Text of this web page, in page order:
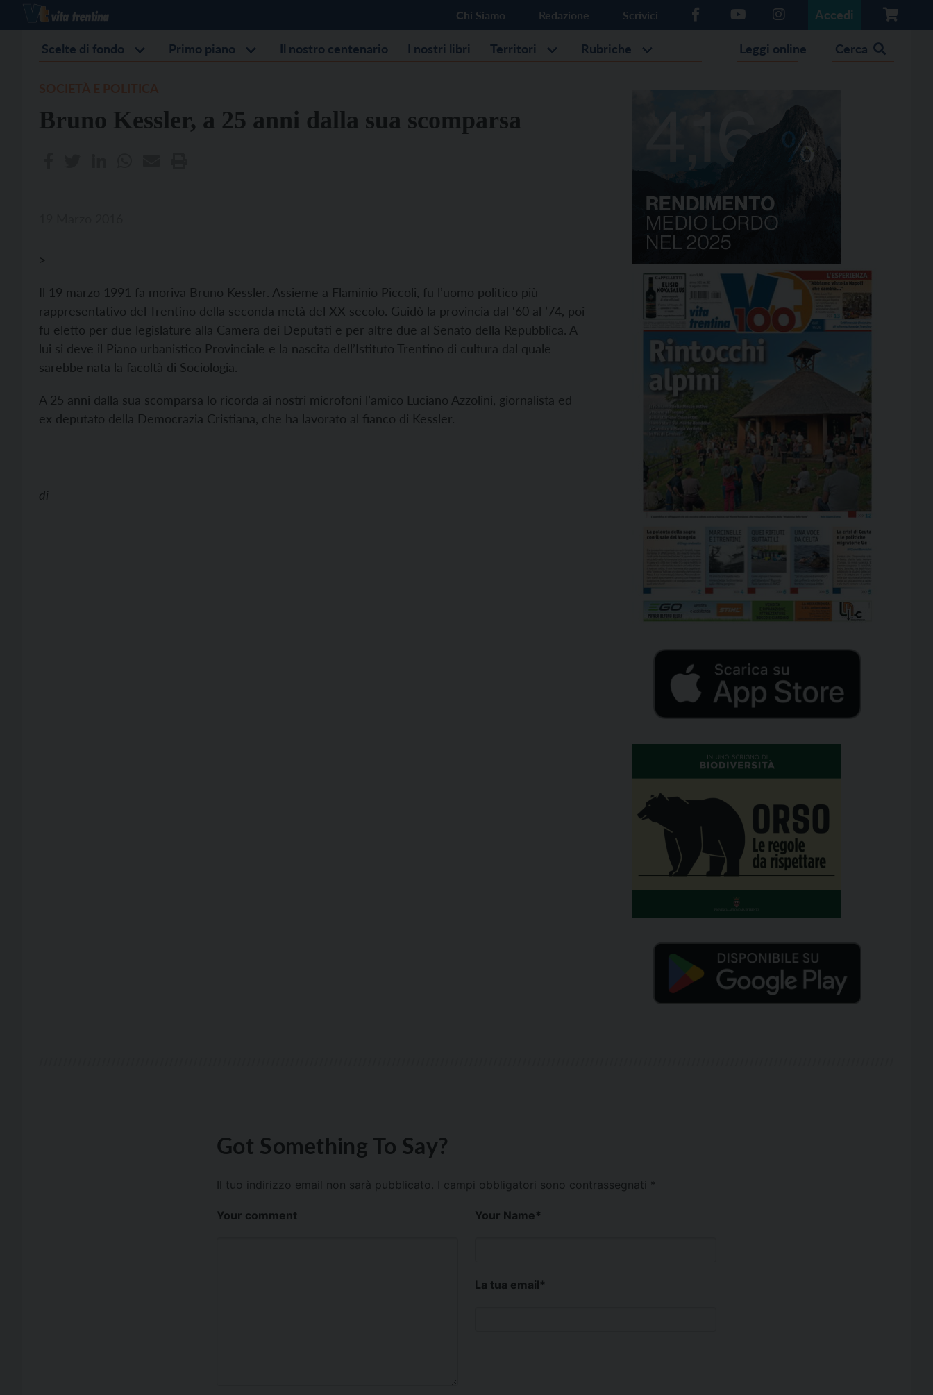
Chi Siamo Redazione Scrivici Accedi
Scelte di fondo Primo piano Il nostro centenario I nostri libri Territori Rubriche Leggi online Cerca
Bruno Kessler, a 25 anni dalla sua scomparsa
>
Il 19 marzo 1991 fa moriva Bruno Kessler. Assieme a Flaminio Piccoli, fu l’uomo politico più
rappresentativo del Trentino della seconda metà del XX secolo. Guidò la provincia dal ‘60 al ’74, poi
fu eletto per due legislature alla Camera dei Deputati e per altre due al Senato della Repubblica. A
lui si deve il Piano urbanistico Provinciale e la nascita dell’Istituto Trentino di cultura dal quale
sarebbe nata la facoltà di Sociologia.
A 25 anni dalla sua scomparsa lo ricorda ai nostri microfoni l’amico Luciano Azzolini, giornalista ed
ex deputato della Democrazia Cristiana, che ha lavorato al fianco di Kessler.
di
Got Something To Say?
Il tuo indirizzo email non sarà pubblicato. I campi obbligatori sono contrassegnati *
Your comment Your Name*
La tua email*